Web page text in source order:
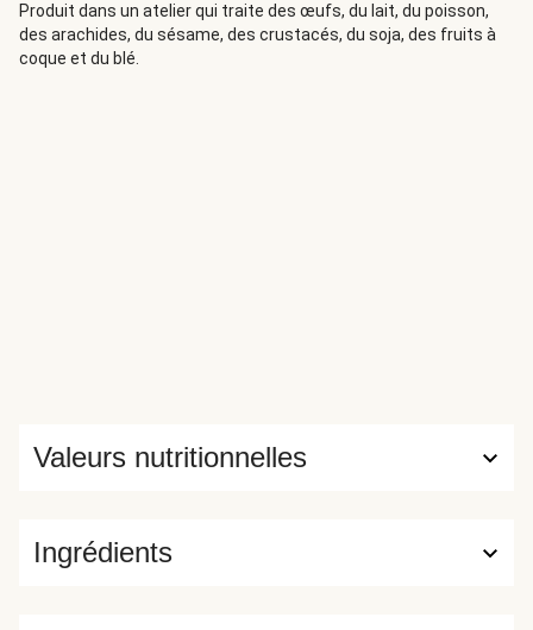
une recette qui se veut rapide et efficace !
Produit dans un atelier qui traite des œufs, du lait, du poisson,
des arachides, du sésame, des crustacés, du soja, des fruits à
coque et du blé.
Ingrédients
Valeurs nutritionnelles